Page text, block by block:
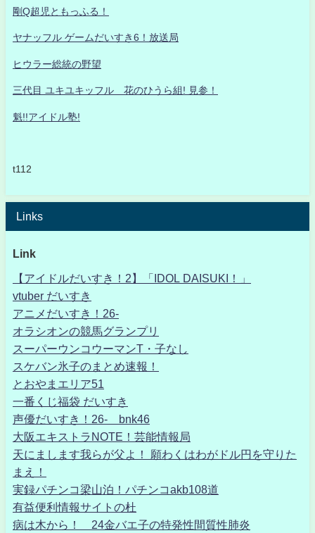
剛Q超児ともっふる！
ヤナッフル ゲームだいすき6！放送局
ヒウラー総統の野望
三代目 ユキユキッフル 花のひうら組! 見参！
魁!!アイドル塾!
t112
Links
Link
【アイドルだいすき！2】「IDOL DAISUKI！」
vtuber だいすき
アニメだいすき！26-
オラシオンの競馬グランプリ
スーパーウンコウーマンT・子なし
スケバン氷子のまとめ速報！
とおやまエリア51
一番くじ福袋 だいすき
声優だいすき！26- bnk46
大阪エキストラNOTE！芸能情報局
天にまします我らが父よ！ 願わくはわがドル円を守りた
まえ！
実録パチンコ梁山泊！パチンコakb108道
有益便利情報サイトの杜
病は木から！ 24金バエ子の特発性間質性肺炎